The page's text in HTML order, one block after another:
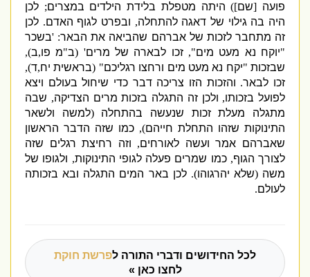
פועה [שם]) היתה מטפלת בלידת הילדים במצרים; לכן
היה בה גילוי של דאגה להתחלה, ובפרט לגוף האדם. לכן
זה מתחבר לזכות של אברהם שהביאה את הבאר: 'בשכר
"יוקח נא מעט מים",זכו לבארה של מרים' (ב"מ פו,ב),
שבזכות "יקח נא מעט מים ורחצו רגליכם" (בראשית יח,ד),
זכו לבאר. והזכות הזו צריכה דבר כדי שיחול בעולם ויצא
לפועל בזכותו, ולכן זה התגלה בזכות מרים הצדיקה, שבה
מתגלה מעלת זכות שנעשה בהתחלה(למשה ולשאר
התינוקות שזהו התחלת חייהם), כמו שזה הדבר הראשון
שאברהם אמר ועשה לאורחים, וזה רחיצת רגלים שזה
לצורך הגוף,כמו שמרים פעלה לגופי התינוקות, ולגופו של
משה(שלא יהרגוהו).לכן באר המים התגלה ובא בזכותה
לעולם.
לכל החידושים ודברי התורה לפרשת חוקת
לחצו כאן »